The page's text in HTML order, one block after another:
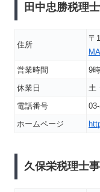
田中忠勝税理
住所
〒
営業時間
9
休業日
土
電話番号
ホームページ
久保栄税理士